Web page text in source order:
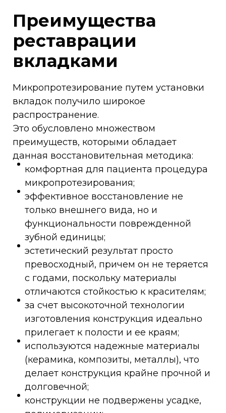
Преимущества
реставрации
вкладками
Микропротезирование путем установки
вкладок получило широкое
распространение.
Это обусловлено множеством
преимуществ, которыми обладает
данная восстановительная методика:
комфортная для пациента процедура
микропротезирования;
эффективное восстановление не
только внешнего вида, но и
функциональности поврежденной
зубной единицы;
эстетический результат просто
превосходный, причем он не теряется
с годами, поскольку материалы
отличаются стойкостью к красителям;
за счет высокоточной технологии
изготовления конструкция идеально
прилегает к полости и ее краям;
используются надежные материалы
(керамика, композиты, металлы), что
делает конструкция крайне прочной и
долговечной;
конструкции не подвержены усадке,